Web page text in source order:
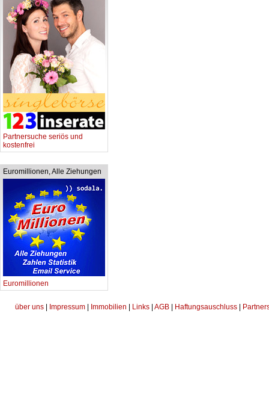
Partnersuche seriös und
kostenfrei
Euromillionen, Alle Ziehungen
Euromillionen
über uns Impressum Immobilien Links AGB Haftungsauschluss